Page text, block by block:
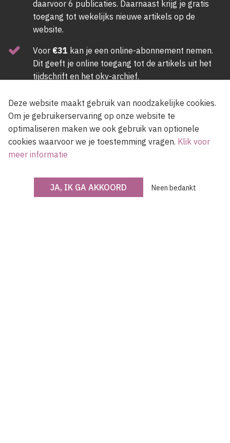
daarvoor 6 publicaties. Daarnaast krijg je gratis
toegang tot wekelijks nieuwe artikels op de
website.
Voor €31 kan je een online-abonnement nemen.
Dit geeft je online toegang tot de artikels uit het
tijdschrift en het okv-archief.
ABONNEER NU
Newsletter
Voer een e-mailadres in, lees en accepteer de gebruiksvoorwaarden van de
Deze website maakt gebruik van noodzakelijke cookies.
Om je gebruikerservaring op onze website te
optimaliseren maken we ook gebruik van optionele
cookies waarvoor we je toestemming vragen. Klik voor
meer informatie
JA, IK GA AKKOORD Neen bedankt